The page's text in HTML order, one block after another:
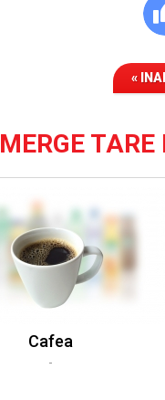
«
MERGE
Cafea
-